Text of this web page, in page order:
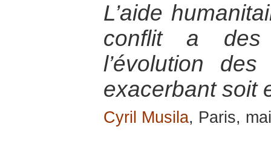
L’aide
conflit a des
l’évolution
exacerbant soit
Cyril Musila, Paris,